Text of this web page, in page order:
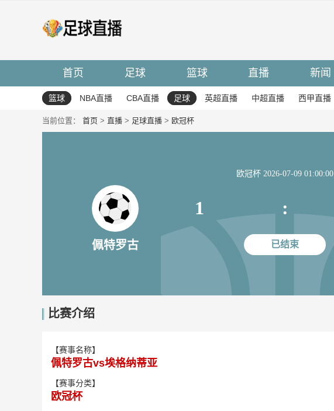
首页 足球 篮球 直播 新闻
篮球 NBA直播 CBA直播 足球 英超直播 中超直播 西甲直播
当前位置： 首页 > 直播 > 足球直播 > 欧冠杯
欧冠杯 2026-07-09 01:00:00
佩特罗古
1 :
已结束
比赛介绍
【赛事名称】
佩特罗古vs埃格纳蒂亚
【赛事分类】
欧冠杯